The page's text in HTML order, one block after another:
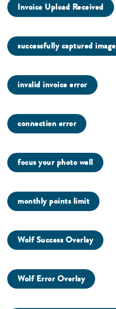
Invoice Upload Received
successfully captured image
invalid invoice error
connection error
focus your photo well
monthly points limit
Wolf Success Overlay
Wolf Error Overlay